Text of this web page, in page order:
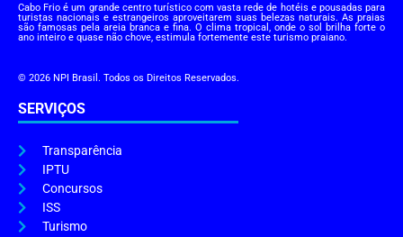
Cabo Frio é um grande centro turístico com vasta rede de hotéis e pousadas para
turistas nacionais e estrangeiros aproveitarem suas belezas naturais. As praias
são famosas pela areia branca e fina. O clima tropical, onde o sol brilha forte o
ano inteiro e quase não chove, estimula fortemente este turismo praiano.
© 2026 NPI Brasil. Todos os Direitos Reservados.
SERVIÇOS
Transparência
IPTU
Concursos
ISS
Turismo